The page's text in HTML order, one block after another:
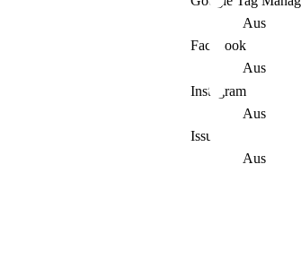
Aus
Facebook
Aus
Instagram
Aus
Issuu
Aus